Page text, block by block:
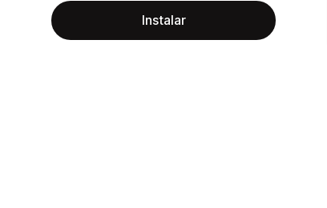
Instalar